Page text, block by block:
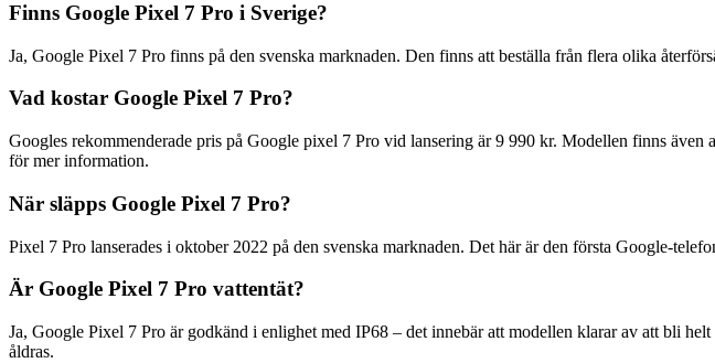
Finns Google Pixel 7 Pro i Sverige?
Ja, Google Pixel 7 Pro finns på den svenska marknaden. Den finns att beställa från flera olika
Vad kostar Google Pixel 7 Pro?
Googles rekommenderade pris på Google pixel 7 Pro vid lansering är 9 990 kr. Modellen finns
för mer information.
När släpps Google Pixel 7 Pro?
Pixel 7 Pro lanserades i oktober 2022 på den svenska marknaden. Det här är den första Google-
Är Google Pixel 7 Pro vattentät?
Ja, Google Pixel 7 Pro är godkänd i enlighet med IP68 – det innebär att modellen klarar av att bli
åldras.